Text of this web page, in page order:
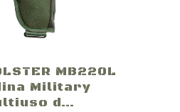
MB220L
Military
d...